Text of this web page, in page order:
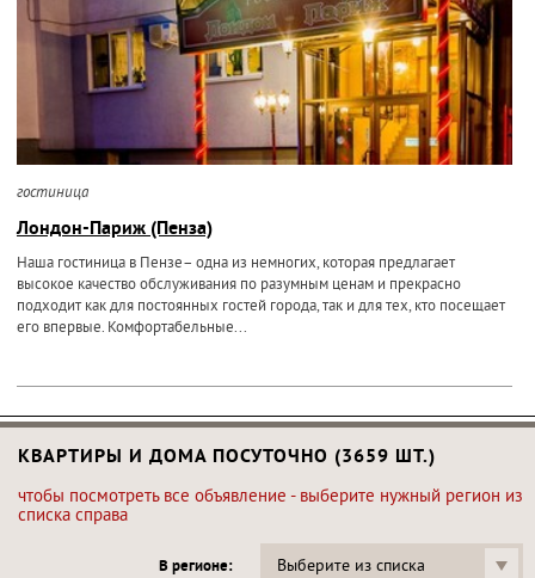
гостиница
Лондон-Париж (Пенза)
Наша гостиница в Пензе– одна из немногих, которая предлагает
высокое качество обслуживания по разумным ценам и прекрасно
подходит как для постоянных гостей города, так и для тех, кто посещает
его впервые. Комфортабельные...
КВАРТИРЫ И ДОМА ПОСУТОЧНО (3659 ШТ.)
чтобы посмотреть все объявление - выберите нужный регион из
списка справа
В регионе: Выберите из списка